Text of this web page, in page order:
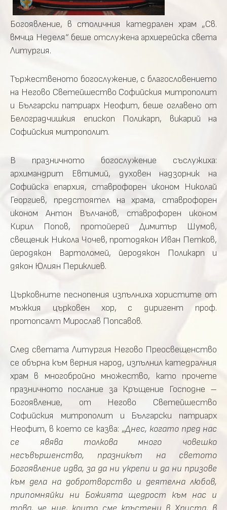
Богоявление, в столичния катедрален храм „Св.
вмчца Неделя“ беше отслужена архиерейска света
Литургия.
Тържественото богослужение, с благословението
на Негово Светейшество Софийския митрополит
и Български патриарх Неофит, беше оглавено от
Белоградчишкия епископ Поликарп, викарий на
Софийския митрополит.
В празничното богослужение съслужиха:
архимандрит Евтимий, духовен надзорник на
Софийска епархия, ставрофорен иконом Николай
Георгиев, предстоятел на храма, ставрофорен
иконом Антон Вълчанов, ставрофорен иконом
Кирил Попов, протойерей Димитър Шумов,
свещеник Никола Чочев, протодякон Иван Петков,
йеродякон Вартоломей, йеродякон Поликарп и
дякон Юлиян Периклиев.
Църковните песнопения изпълниха хористите от
мъжкия църковен хор, с диригент проф.
протопсалт Мирослав Попсавов.
След светата Литургия Негово Преосвещенство
се обърна към верния народ, изпълнил катедралния
храм в многобройно множество, като прочете
празничното послание за Кръщение Господне –
Богоявление, от Негово Светейшество
Софийския митрополит и Български патриарх
Неофит, в което се казва: „Днес, когато пред нас
се явява толкова много човешко
несъвършенство, празникът на светото
Богоявление идва, за да ни укрепи и да ни призове
към дела на добротворство и деятелна любов,
припомняйки ни Божията щедрост към нас и